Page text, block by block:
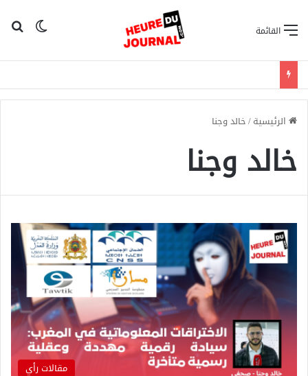
القائمة
الرئيسية/خالد وجنا
خالد وجنا
مقالات رأي